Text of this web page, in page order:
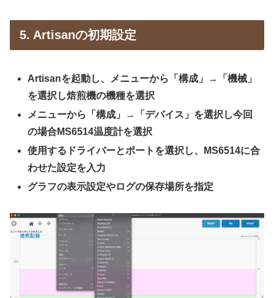
5. Artisanの初期設定
Artisanを起動し、メニューから「構成」→「機械」
を選択し焙煎機の機種を選択
メニューから「構成」→「デバイス」を選択し今回
の場合MS6514温度計を選択
使用するドライバーとポートを選択し、MS6514に合
わせた設定を入力
グラフの表示設定やログの保存場所を指定